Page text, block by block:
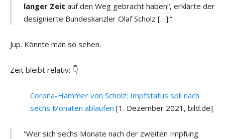
langer Zeit auf den Weg gebracht haben“, erklärte der
designierte Bundeskanzler Olaf Scholz […].“
Jup. Könnte man so sehen.
Zeit bleibt relativ: 👇
Corona-Hammer von Scholz: Impfstatus soll nach
sechs Monaten ablaufen [1. Dezember 2021, bild.de]
“Wer sich sechs Monate nach der zweiten Impfung